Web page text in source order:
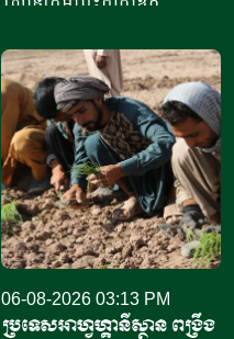
ចាប់ផ្តើម​ដំបូង​ចេញពីអង្ករ​
១០កំប៉ុង ឬមានទម្ងន់​ប្រហែល​បី
គីឡូក្រាម រហូតមកដល់ឆ្នាំ​
២០២៦នេះ អាច​លក់នំបាន​ពី៤
០០០ ទៅ​៨០០០នំ​ គិតជាប្រាក់
ចំណូលសរុបបានពីបីលានដល់​
ប្រាំបីលានរៀល​ក្នុងមួយថ្ងៃ​។ អ្នក
ស្រី ថ្លុង ថាន ម្ចាស់ហាង​យីហោ
“អាកោត្នោតព្រះដាក់” នៅឃុំព្រះ
ដាក់​ ស្រុក​បន្ទាយស្រី ខេត្ត
06-08-2026 03:13 PM
ប្រទេសអាហ្វហ្គានីស្ថាន ពង្រឹង